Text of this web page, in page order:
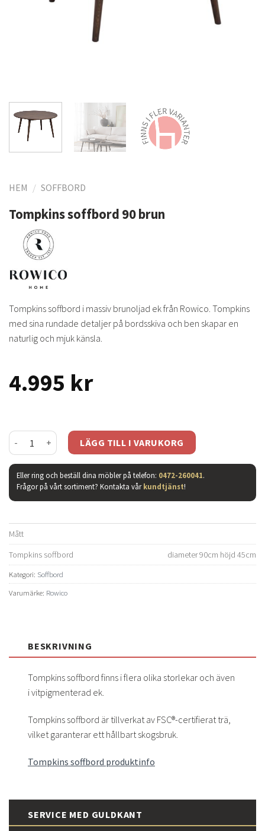
HEM / SOFFBORD
Tompkins soffbord 90 brun
Tompkins soffbord i massiv brunoljad ek från Rowico. Tompkins
med sina rundade detaljer på bordsskiva och ben skapar en
naturlig och mjuk känsla.
4.995 kr
Tompkins soffbord 90 brun mängd
LÄGG TILL I VARUKORG
Eller ring och beställ dina möbler på telefon: 0472-260041.
Frågor på vårt sortiment? Kontakta vårkundtjänst!
Mått
Tompkins soffbord
diameter 90cm höjd 45cm
Kategori: Soffbord
Varumärke: Rowico
BESKRIVNING
Tompkins soffbord finns i flera olika storlekar och även
i vitpigmenterad ek.
Tompkins soffbord är tillverkat av FSC®-certifierat trä,
vilket garanterar ett hållbart skogsbruk.
Tompkins soffbord produktinfo
SERVICE MED GULDKANT